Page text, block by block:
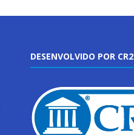
DESENVOLVIDO POR CR2